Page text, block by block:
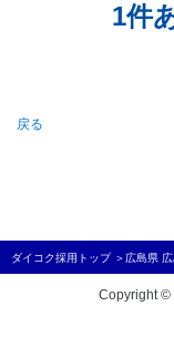
1件
戻る
ダイコク採用トップ ＞ 広島県
Copyright ©